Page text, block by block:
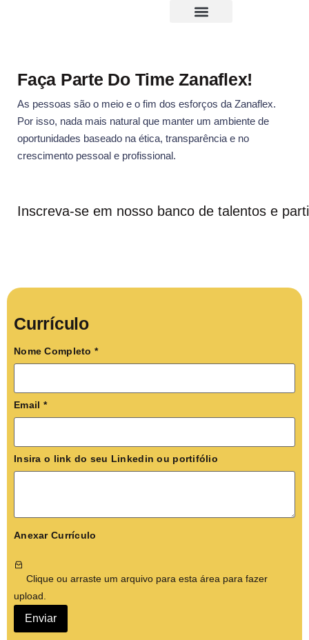
Faça Parte Do Time Zanaflex!
As pessoas são o meio e o fim dos esforços da Zanaflex.
Por isso, nada mais natural que manter um ambiente de
oportunidades baseado na ética, transparência e no
crescimento pessoal e profissional.
Inscreva-se em nosso banco de talentos e
Currículo
Nome Completo *
Email *
Insira o link do seu Linkedin ou portifólio
Anexar Currículo
Clique ou arraste um arquivo para esta área para fazer
upload.
Enviar